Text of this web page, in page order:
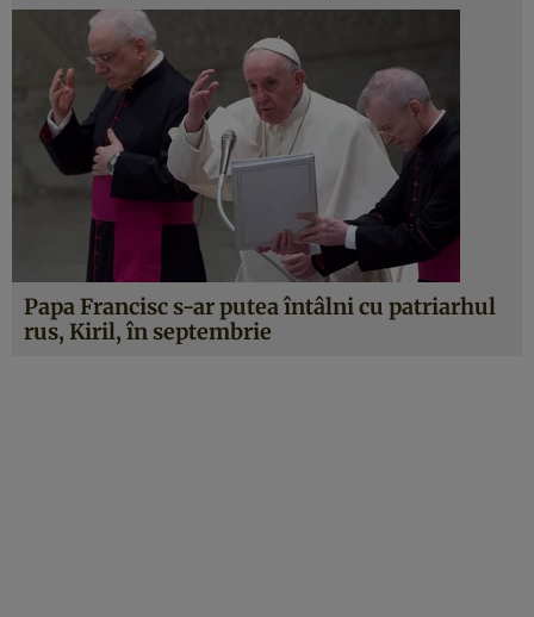
Papa Francisc s-ar putea întâlni cu patriarhul
rus, Kiril, în septembrie